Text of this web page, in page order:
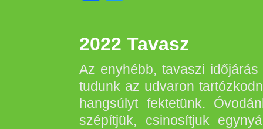
2022 Tavasz
Az enyhébb, tavaszi
tudunk az udvaron
hangsúlyt fektetünk.
szépítjük, csinosítjuk